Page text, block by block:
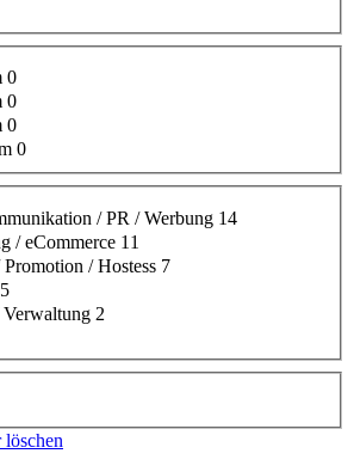
0
0
0
0
/ PR / Werbung 14
/ eCommerce 11
/ Hostess 7
5
2
löschen